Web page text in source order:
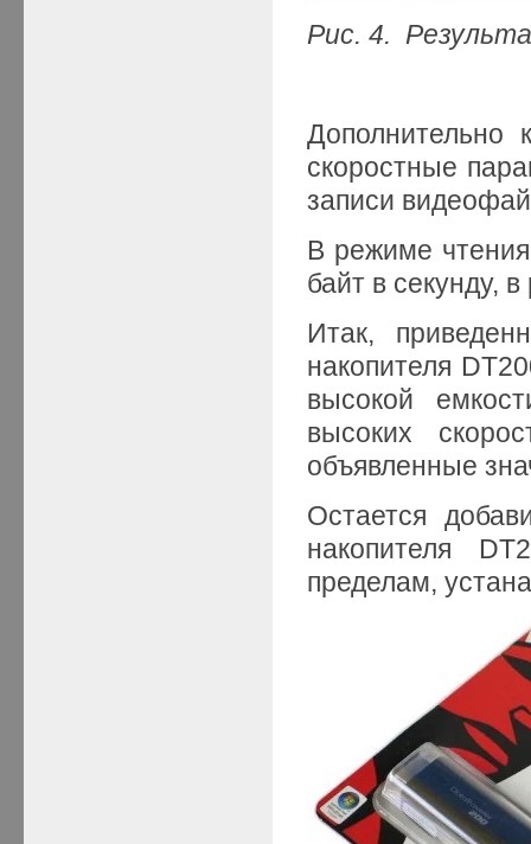
Рис. 4.
Дополнительно
скоростные
записи
В режиме
байт в секунду,
Итак,
накопителя
высокой
высоких
объявленные
Остается
накопителя
пределам,